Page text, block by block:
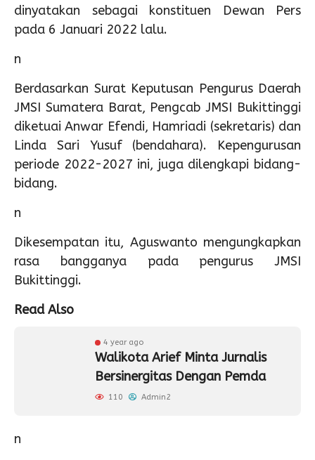
dinyatakan sebagai konstituen Dewan Pers
pada 6 Januari 2022 lalu.
n
Berdasarkan Surat Keputusan Pengurus Daerah
JMSI Sumatera Barat, Pengcab JMSI Bukittinggi
diketuai Anwar Efendi, Hamriadi (sekretaris) dan
Linda Sari Yusuf (bendahara). Kepengurusan
periode 2022-2027 ini, juga dilengkapi bidang-
bidang.
n
Dikesempatan itu, Aguswanto mengungkapkan
rasa bangganya pada pengurus JMSI
Bukittinggi.
Read Also
4 year ago
Walikota Arief Minta Jurnalis
Bersinergitas Dengan Pemda
110 Admin2
n